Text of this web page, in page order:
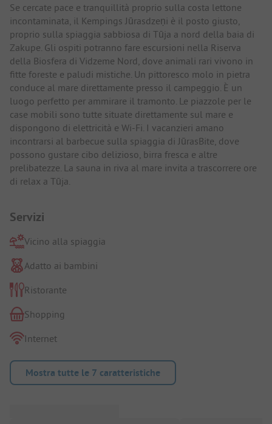
Se cercate pace e tranquillità proprio sulla costa lettone
incontaminata, il Kempings Jūrasdzeņi è il posto giusto,
proprio sulla spiaggia sabbiosa di Tūja a nord della baia di
Zakupe. Gli ospiti potranno fare escursioni nella Riserva
della Biosfera di Vidzeme Nord, dove animali rari vivono in
fitte foreste e paludi mistiche. Un pittoresco molo in pietra
conduce al mare direttamente presso il campeggio. È un
luogo perfetto per ammirare il tramonto. Le piazzole per le
case mobili sono tutte situate direttamente sul mare e
dispongono di elettricità e Wi-Fi. I vacanzieri amano
incontrarsi al barbecue sulla spiaggia di JūrasBite, dove
possono gustare cibo delizioso, birra fresca e altre
prelibatezze. La sauna in riva al mare invita a trascorrere ore
di relax a Tūja.
Servizi
Vicino alla spiaggia
Adatto ai bambini
Ristorante
Shopping
Internet
Mostra tutte le 7 caratteristiche